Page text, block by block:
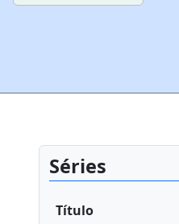
Séries
Título